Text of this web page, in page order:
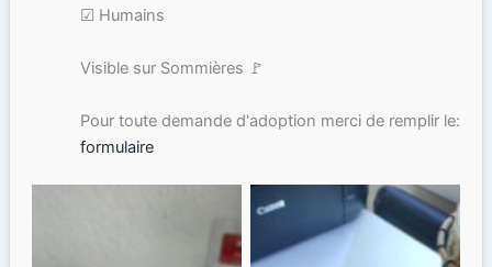
☑ Humains
Visible sur Sommières 🚩
Pour toute demande d'adoption merci de remplir le:
formulaire